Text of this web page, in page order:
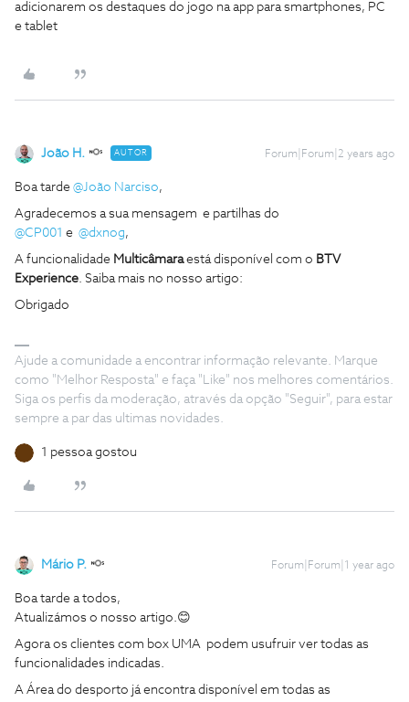
adicionarem os destaques do jogo na app para smartphones, PC
e tablet
João H. AUTOR Forum|Forum|2 years ago
Boa tarde @João Narciso,
Agradecemos a sua mensagem ​​​​​​ e partilhas do
@CP001 e @dxnog,
A funcionalidade Multicâmaraestá disponível com o BTV
Experience. Saiba mais no nosso artigo:
Obrigado
Ajude a comunidade a encontrar informação relevante. Marque
como "Melhor Resposta" e faça "Like" nos melhores comentários.
Siga os perfis da moderação, através da opção "Seguir", para estar
sempre a par das ultimas novidades.
1 pessoa gostou
Mário P. Forum|Forum|1 year ago
Boa tarde a todos,
Atualizámos o nosso artigo.😊
Agora os clientes com box UMA podem usufruir ver todas as
funcionalidades indicadas.
A Área do desporto já encontra disponível em todas as